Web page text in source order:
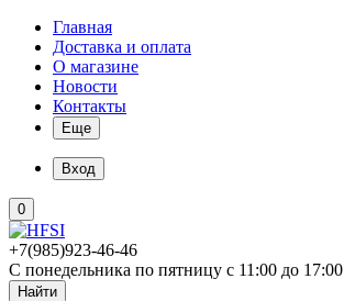
Главная
Доставка и оплата
О магазине
Новости
Контакты
Еще
Вход
0
+7(985)923-46-46
С понедельника по пятницу с 11:00 до 17:00
Найти